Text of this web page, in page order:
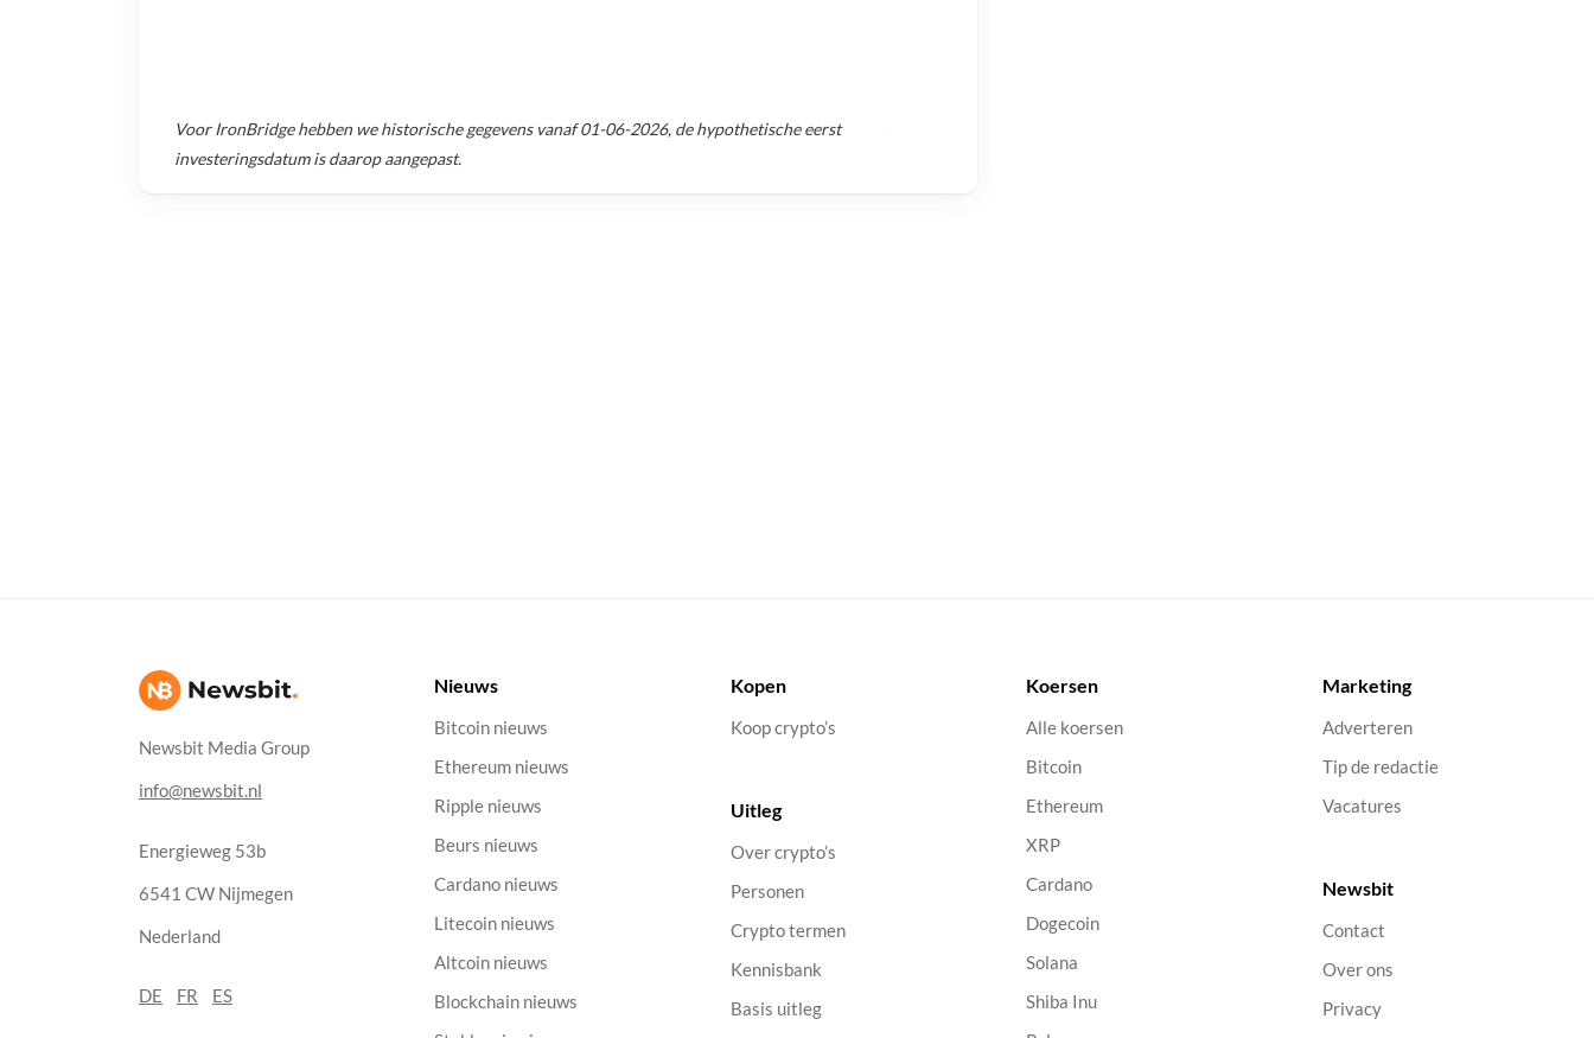
VoorIronBridgehebben we historische gegevens vanaf01-06-2026, de hypothetische eerst
investeringsdatum is daarop aangepast.
Newsbit Media Group
info@newsbit.nl
Energieweg 53b
6541 CW Nijmegen
Nederland
DE FR ES
Nieuws
Bitcoin nieuws
Ethereum nieuws
Ripple nieuws
Beurs nieuws
Cardano nieuws
Litecoin nieuws
Altcoin nieuws
Blockchain nieuws
Kopen
Koop crypto’s
Uitleg
Over crypto’s
Personen
Crypto termen
Kennisbank
Basis uitleg
Koersen
Alle koersen
Bitcoin
Ethereum
XRP
Cardano
Dogecoin
Solana
Shiba Inu
Marketing
Adverteren
Tip de redactie
Vacatures
Newsbit
Contact
Over ons
Privacy